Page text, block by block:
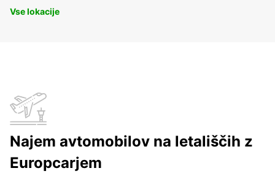
Vse lokacije
Najem avtomobilov na letališčih z
Europcarjem